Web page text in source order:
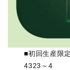
■初回生産限
4323～4